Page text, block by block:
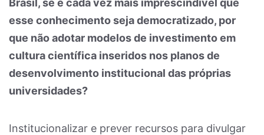
Brasil, se é cada vez mais imprescindível que
esse conhecimento seja democratizado, por
que não adotar modelos de investimento em
cultura científica inseridos nos planos de
desenvolvimento institucional das próprias
universidades?
Institucionalizar e prever recursos para divulgar